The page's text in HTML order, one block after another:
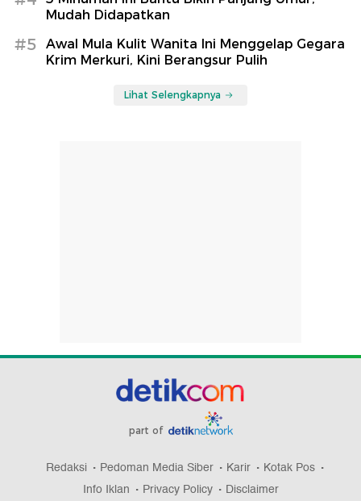
Mudah Didapatkan
#5
Awal Mula Kulit Wanita Ini Menggelap Gegara
Krim Merkuri, Kini Berangsur Pulih
Lihat Selengkapnya
part of
Redaksi Pedoman Media Siber Karir
Kotak Pos
Info Iklan
Privacy Policy Disclaimer